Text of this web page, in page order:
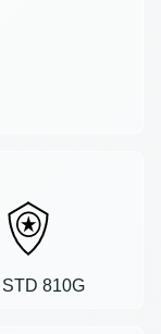
STD 810G